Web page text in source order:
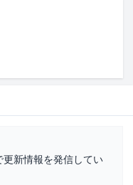
更新情報を発信してい